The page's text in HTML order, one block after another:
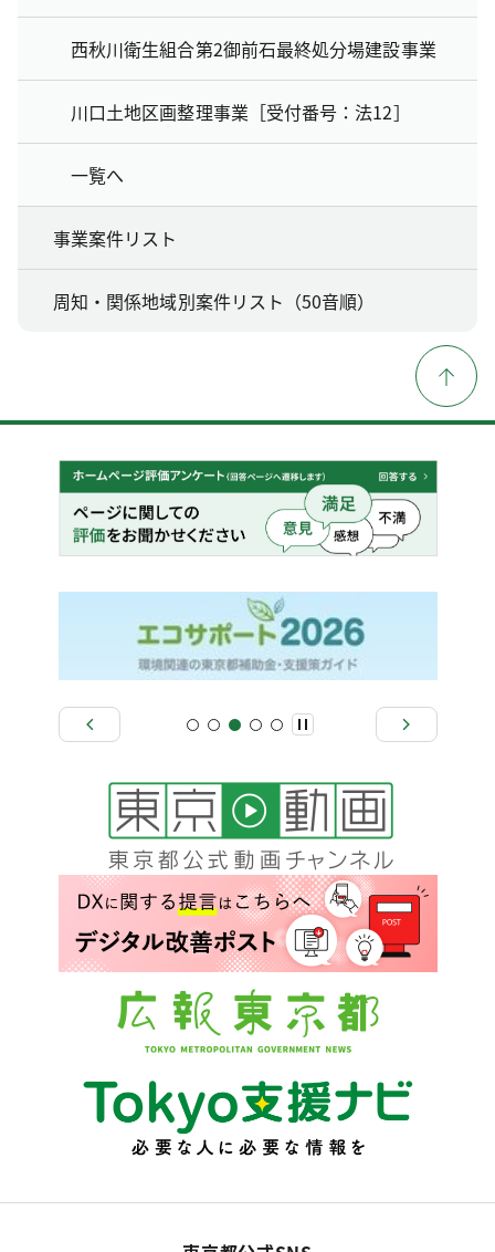
西秋川衛生組合第2御前石最終処分場建設事業
川口土地区画整理事業［受付番号：法12］
一覧へ
事業案件リスト
周知・関係地域別案件リスト（50音順）